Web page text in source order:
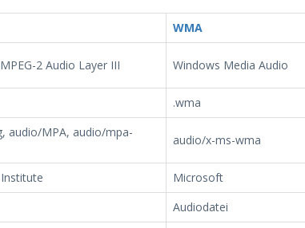
WMA
2 Audio Layer III Windows Media Audio
.wma
audio/MPA, audio/mpa-
audio/x-ms-wma
Microsoft
Audiodatei